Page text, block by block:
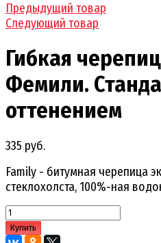
Предыдущий товар
Следующий товар
Гибкая
Фемили.
оттенением
335 руб.
Family - битумная черепица
стеклохолста, 100%-ная
Купить